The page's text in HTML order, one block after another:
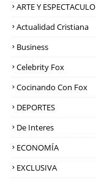
ARTE Y ESPECTACULO
Actualidad Cristiana
Business
Celebrity Fox
Cocinando Con Fox
DEPORTES
De Interes
ECONOMÍA
EXCLUSIVA